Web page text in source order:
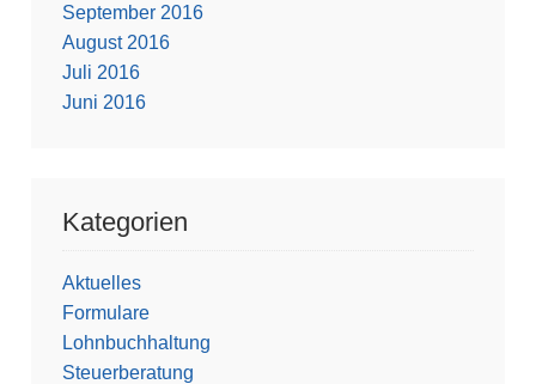
September 2016
August 2016
Juli 2016
Juni 2016
Kategorien
Aktuelles
Formulare
Lohnbuchhaltung
Steuerberatung